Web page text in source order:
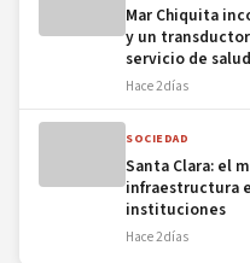
Mar Chiquita
y un
servicio de
Hace 2 días
SOCIEDAD
Santa Clara: el
infraestructura
instituciones
Hace 2 días